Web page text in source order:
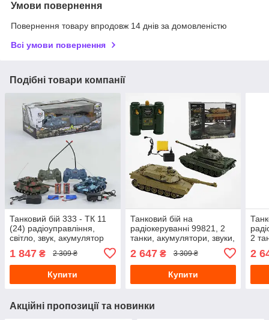
Умови повернення
Повернення товару впродовж 14 днів за домовленістю
Всі умови повернення
Подібні товари компанії
Танковий бій 333 - ТК 11
(24) радіоуправління,
світло, звук, акумулятор
1 847 ₴ 2 309 ₴
Купити
Танковий бій на
радіокеруванні 99821, 2
танки, акумулятори, звуки,
2 647₴ 3 309 ₴
Купити
2
2
Акційні пропозиції та новинки